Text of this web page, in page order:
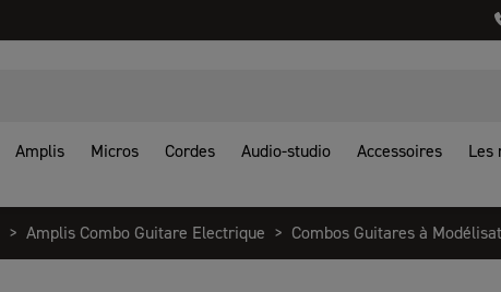
Amplis Micros Cordes Audio-studio Accessoires Les
Amplis Combo Guitare Electrique Combos Guitares à